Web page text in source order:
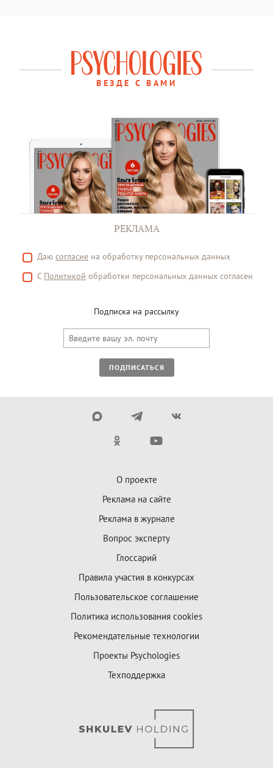
ВЕЗДЕ С ВАМИ
РЕКЛАМА
Даю согласие на обработку персональных данных
С Политикой обработки персональных данных согласен
Подписка на рассылку
ПОДПИСАТЬСЯ
О проекте
Реклама на сайте
Реклама в журнале
Вопрос эксперту
Глоссарий
Правила участия в конкурсах
Пользовательское соглашение
Политика использования cookies
Рекомендательные технологии
Проекты Psychologies
Техподдержка